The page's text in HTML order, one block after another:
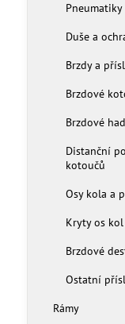
Pneumatiky
Duše a
Brzdy a
Brzdové
Brzdové
Distanční
kotoučů
Osy kola a
Kryty os
Brzdové
Ostatní
Rámy